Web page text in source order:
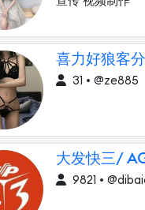
喜力好狼客
31 • @ze885
大发快三/
9821 •